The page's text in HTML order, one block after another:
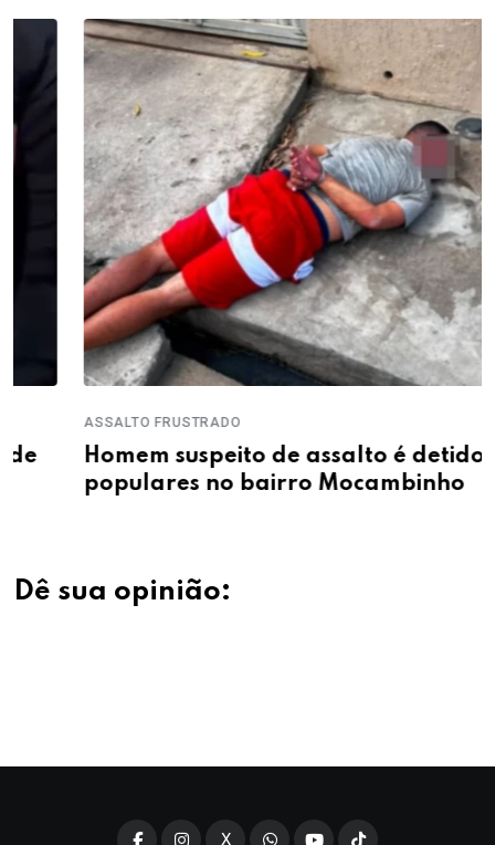
ASSALTO FRUSTRADO
Homem suspeito de assalto é detido por
populares no bairro Mocambinho
Dê sua opinião:
X